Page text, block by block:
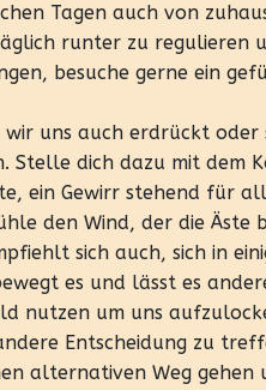
Tagen auch von
runter zu regulieren
besuche gerne ein
uns auch erdrückt
Stelle dich dazu mit dem
ein Gewirr stehend für
den Wind, der die Äste
sich auch, sich in
es und lässt es
nutzen um uns
Entscheidung zu
alternativen Weg